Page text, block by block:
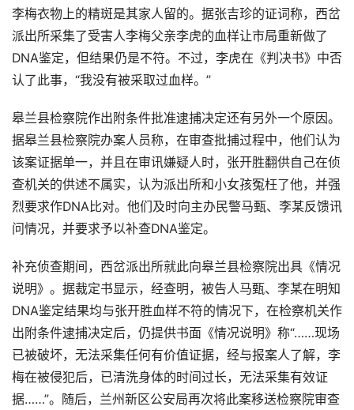
李梅衣物上的精斑是其家人留的。据张吉珍的证词称，西岔
派出所采集了受害人李梅父亲李虎的血样让市局重新做了
DNA鉴定，但结果仍是不符。不过，李虎在《判决书》中否
认了此事，“我没有被采取过血样。”
皋兰县检察院作出附条件批准逮捕决定还有另外一个原因。
据皋兰县检察院办案人员称，在审查批捕过程中，他们认为
该案证据单一，并且在审讯嫌疑人时，张开胜翻供自己在侦
查机关的供述不属实，认为派出所和小女孩冤枉了他，并强
烈要求作DNA比对。他们及时向主办民警马甄、李某反馈讯
问情况，并要求予以补查DNA鉴定。
补充侦查期间，西岔派出所就此向皋兰县检察院出具《情况
说明》。据裁定书显示，经查明，被告人马甄、李某在明知
DNA鉴定结果均与张开胜血样不符的情况下，在检察机关作
出附条件逮捕决定后，仍提供书面《情况说明》称“……现场
已被破坏，无法采集任何有价值证据，经与报案人了解，李
梅在被侵犯后，已清洗身体的时间过长，无法采集有效证
据……”。随后，兰州新区公安局再次将此案移送检察院审查